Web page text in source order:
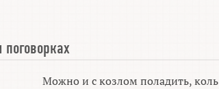
Можно и с козлом поладить, коль